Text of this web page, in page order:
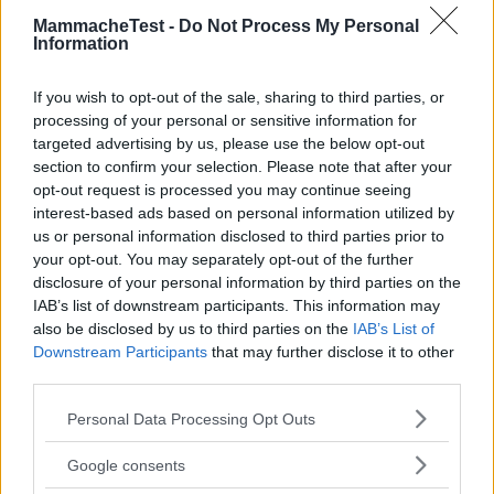
MammacheTest - Do Not Process My Personal
Information
If you wish to opt-out of the sale, sharing to third parties, or
processing of your personal or sensitive information for
targeted advertising by us, please use the below opt-out
section to confirm your selection. Please note that after your
opt-out request is processed you may continue seeing
interest-based ads based on personal information utilized by
us or personal information disclosed to third parties prior to
your opt-out. You may separately opt-out of the further
disclosure of your personal information by third parties on the
IAB’s list of downstream participants. This information may
also be disclosed by us to third parties on the IAB’s List of
Downstream Participants that may further disclose it to other
Please note that this website/app uses one or more Google
not limited to your visit or usage behaviour. You may click to
Personal Data Processing Opt Outs
Google consents
«Molto bello»
05.05.22
gradito sia dalla mamma che dal pi...continua a leggere
Utile
Veryconti2001
Senior Advisor
«Prodotto utile per il relax del
bimbo »
06.04.22
su 10
molto, lo usiamo durante il bagn...continua a leggere
Utile